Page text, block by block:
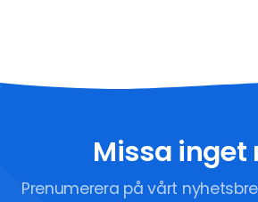
Missa inget
Prenumerera på vårt